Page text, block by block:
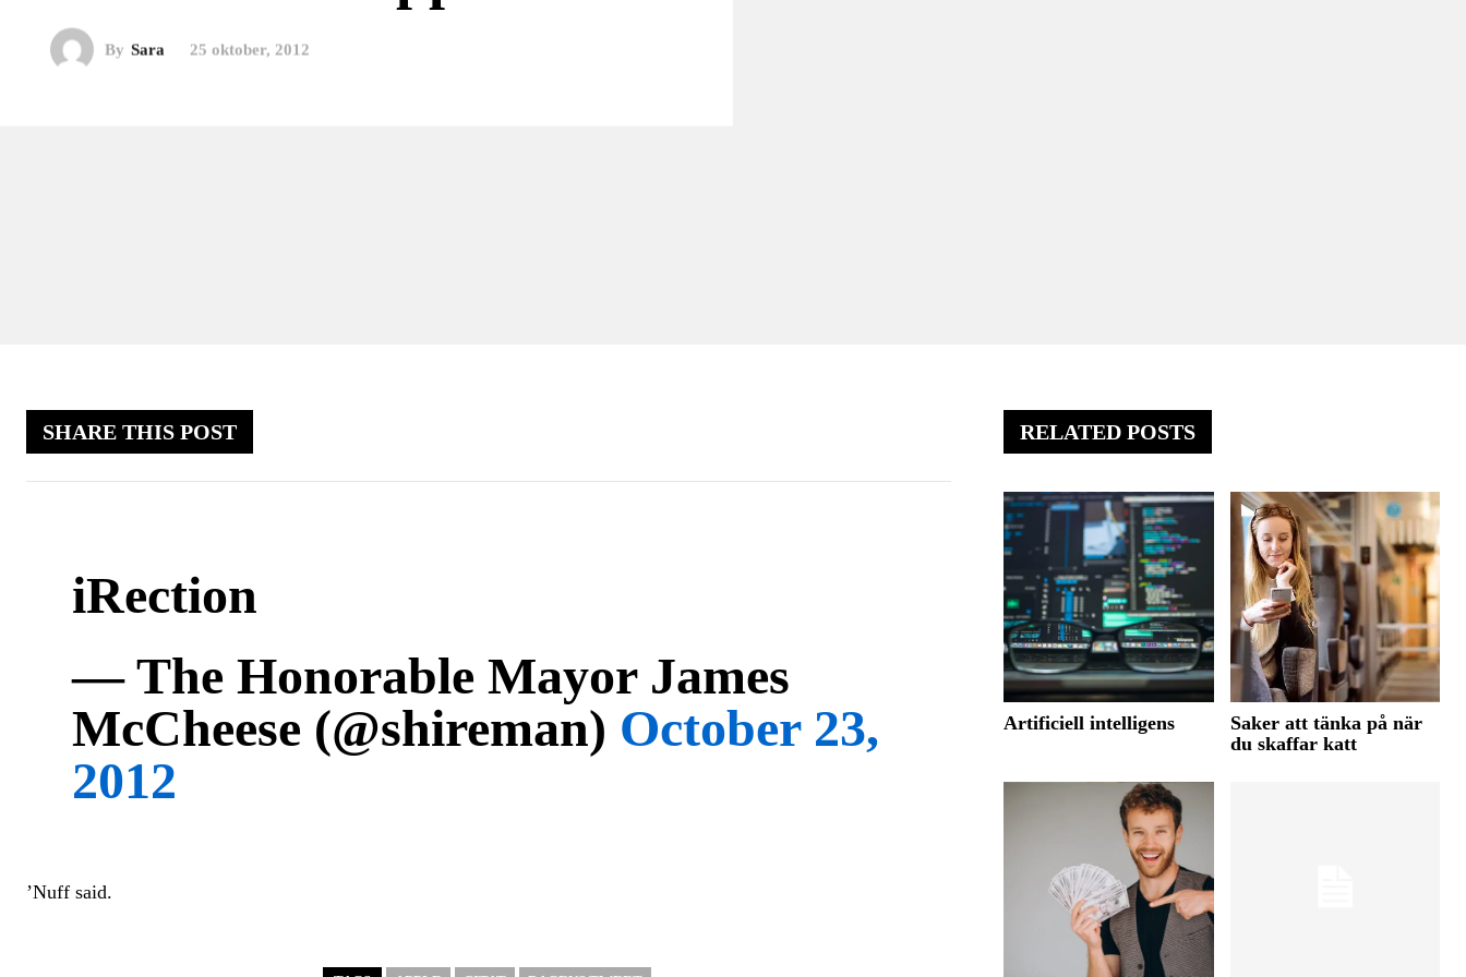
By Sara 25 oktober, 2012
SHARE THIS POST
iRection
— The Honorable Mayor James
McCheese (@shireman) October 23,
2012
’Nuff said.
RELATED POSTS
Artificiell intelligens
Saker att tänka på när
du skaffar katt